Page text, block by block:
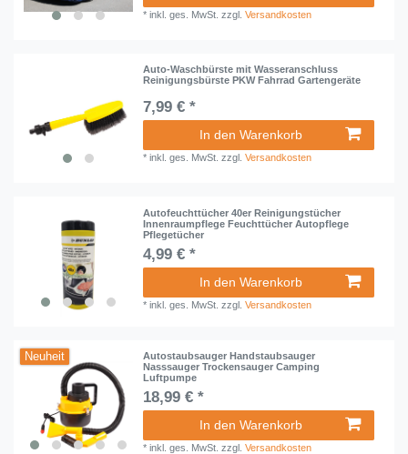
*inkl. ges. MwSt. zzgl.Versandkosten
Auto-Waschbürste mit Wasseranschluss
Reinigungsbürste PKW Fahrrad Gartengeräte
7,99 € *
In den Warenkorb
*inkl. ges. MwSt. zzgl.Versandkosten
Autofeuchttücher 40er Reinigungstücher
Innenraumpflege Feuchttücher Autopflege
Pflegetücher
4,99 € *
In den Warenkorb
*inkl. ges. MwSt. zzgl.Versandkosten
Neuheit
Autostaubsauger Handstaubsauger
Nasssauger Trockensauger Camping
Luftpumpe
18,99 € *
In den Warenkorb
*inkl. ges. MwSt. zzgl.Versandkosten